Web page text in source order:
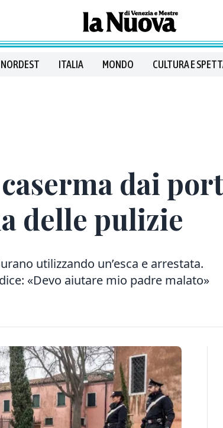
NORDEST ITALIA MONDO CULTURA E
dai
delle pulizie
utilizzando un’esca e arrestata.
«Devo aiutare mio padre malato»